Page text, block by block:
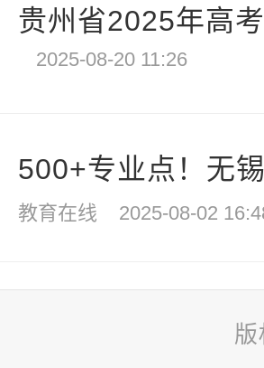
贵州省2025年高
2025-08-20 11:26
500+专业点！无
教育在线 2025-08-02